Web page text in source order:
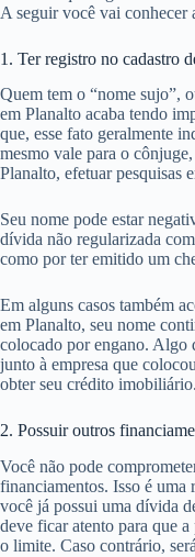
A seguir você vai conhecer
1. Ter registro no cadastro
Quem tem o “nome sujo”,
em Planalto acaba tendo
que, esse fato geralmente
mesmo vale para o
Planalto, efetuar pesquisas
Seu nome pode estar
dívida não regularizada
como por ter emitido um
Em alguns casos também
em Planalto, seu nome
colocado por engano. Algo
junto à empresa que
obter seu crédito imobiliário.
2. Possuir outros
Você não pode
financiamentos. Isso é uma
você já possui uma dívida
deve ficar atento para que
o limite. Caso contrário,